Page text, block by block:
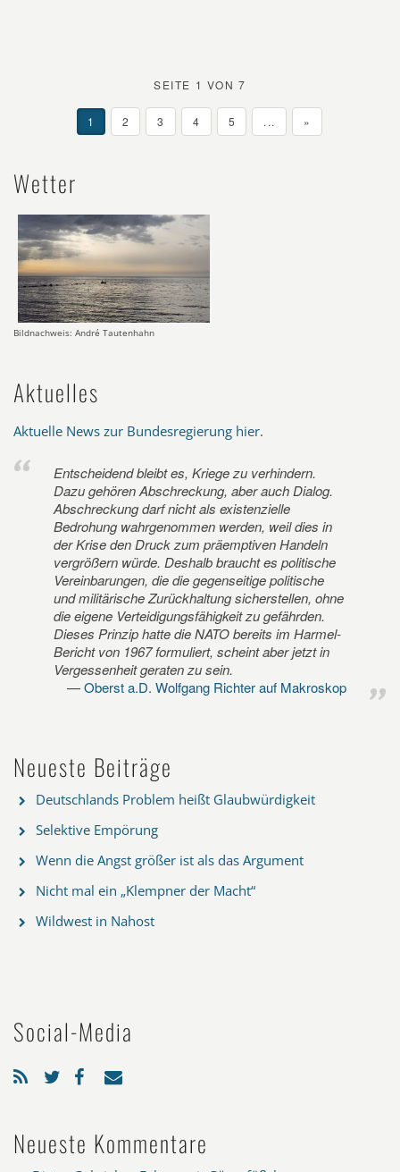
SEITE 1 VON 7
1 2 3 4 5 ... »
Wetter
Bildnachweis: André Tautenhahn
Aktuelles
Aktuelle News zur Bundesregierung hier.
Entscheidend bleibt es, Kriege zu verhindern.
Dazu gehören Abschreckung, aber auch Dialog.
Abschreckung darf nicht als existenzielle
Bedrohung wahrgenommen werden, weil dies in
der Krise den Druck zum präemptiven Handeln
vergrößern würde. Deshalb braucht es politische
Vereinbarungen, die die gegenseitige politische
und militärische Zurückhaltung sicherstellen, ohne
die eigene Verteidigungsfähigkeit zu gefährden.
Dieses Prinzip hatte die NATO bereits im Harmel-
Bericht von 1967 formuliert, scheint aber jetzt in
Vergessenheit geraten zu sein.
Oberst a.D. Wolfgang Richter auf Makroskop
Neueste Beiträge
Deutschlands Problem heißt Glaubwürdigkeit
Selektive Empörung
Wenn die Angst größer ist als das Argument
Nicht mal ein „Klempner der Macht“
Wildwest in Nahost
Social-Media
Neueste Kommentare